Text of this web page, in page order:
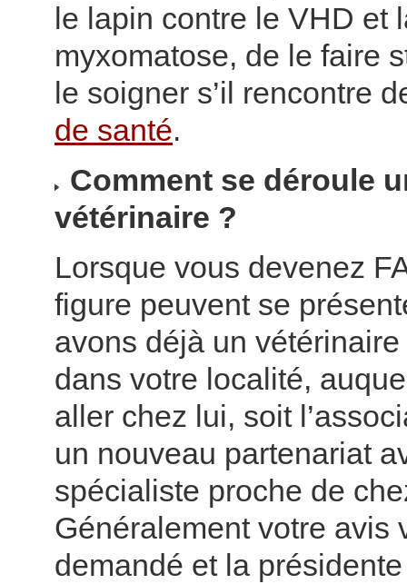
le lapin contre le VHD et
myxomatose, de le faire
le soigner s’il rencontre
de santé.
Comment se déroule
vétérinaire ?
Lorsque vous devenez
figure peuvent se
avons déjà un
dans votre localité,
aller chez lui, soit
un nouveau partenariat
spécialiste proche de
Généralement votre avis
demandé et la